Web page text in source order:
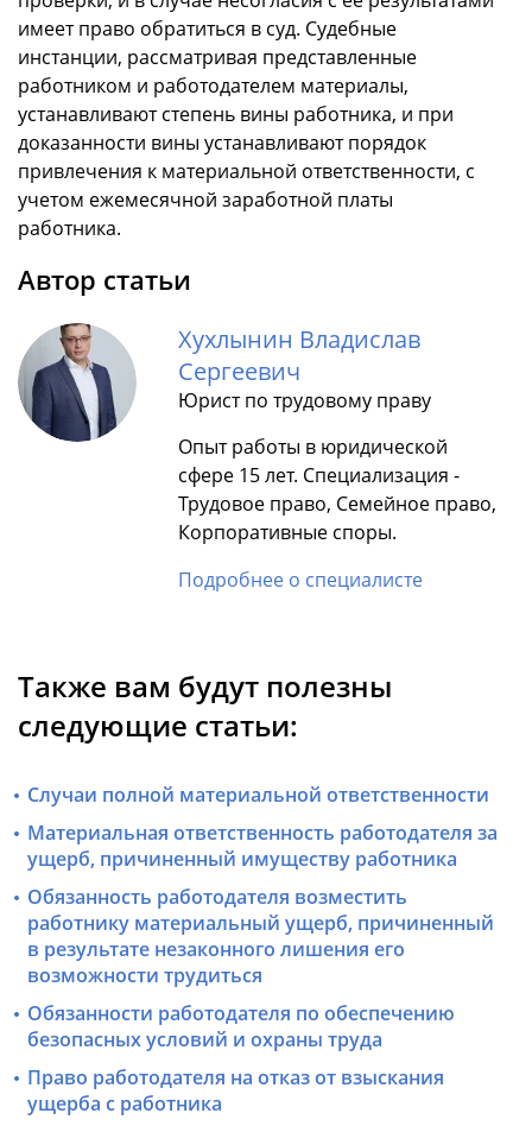
имеет право обратиться в суд. Судебные
инстанции, рассматривая представленные
работником и работодателем материалы,
устанавливают степень вины работника, и при
доказанности вины устанавливают порядок
привлечения к материальной ответственности, с
учетом ежемесячной заработной платы
работника.
Автор статьи
Хухлынин Владислав
Сергеевич
Юрист по трудовому праву
Опыт работы в юридической
сфере 15 лет. Специализация -
Трудовое право, Семейное право,
Корпоративные споры.
Подробнее о специалисте
Также вам будут полезны
следующие статьи:
Случаи полной материальной ответственности
Материальная ответственность работодателя за
ущерб, причиненный имуществу работника
Обязанность работодателя возместить
работнику материальный ущерб, причиненный
в результате незаконного лишения его
возможности трудиться
Обязанности работодателя по обеспечению
безопасных условий и охраны труда
Право работодателя на отказ от взыскания
ущерба с работника